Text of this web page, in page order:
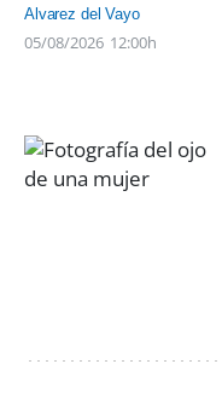
Alvarez del Vayo
05/08/2026 12:00h